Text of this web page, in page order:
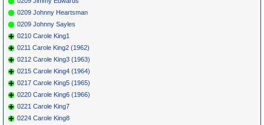
0209 Johnny Heartsman
0209 Johnny Sayles
0210 Carole King1
0211 Carole King2 (1962)
0212 Carole King3 (1963)
0215 Carole King4 (1964)
0217 Carole King5 (1965)
0220 Carole King6 (1966)
0221 Carole King7
0224 Carole King8